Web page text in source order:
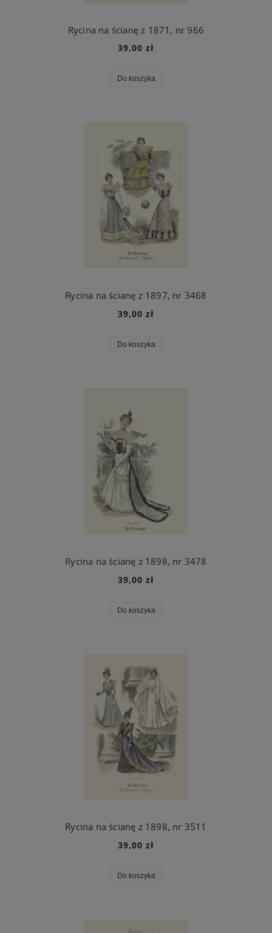
Rycina na ścianę z 1871, nr 966
39,00 zł
Do koszyka
Rycina na ścianę z 1897, nr 3468
39,00 zł
Do koszyka
Rycina na ścianę z 1898, nr 3478
39,00 zł
Do koszyka
Rycina na ścianę z 1898, nr 3511
39,00 zł
Do koszyka